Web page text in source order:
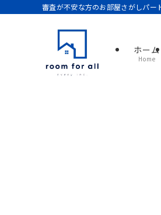
審査が不安な方のお部屋さがしパー
ホーム
Home